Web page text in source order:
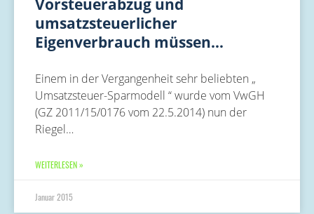
Vorsteuerabzug und
umsatzsteuerlicher
Eigenverbrauch müssen…
Einem in der Vergangenheit sehr beliebten „
Umsatzsteuer-Sparmodell “ wurde vom VwGH
(GZ 2011/15/0176 vom 22.5.2014) nun der
Riegel…
WEITERLESEN »
Januar 2015